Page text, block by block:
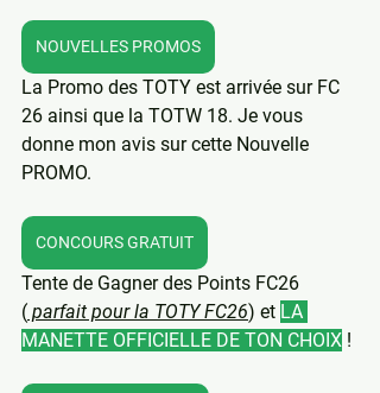
NOUVELLES PROMOS
La Promo des TOTY est arrivée sur FC
26 ainsi que la TOTW 18. Je vous
donne mon avis sur cette Nouvelle
PROMO.
CONCOURS GRATUIT
Tente de Gagner des Points FC26
( parfait pour la TOTY FC26) et LA
MANETTE OFFICIELLE DE TON CHOIX !